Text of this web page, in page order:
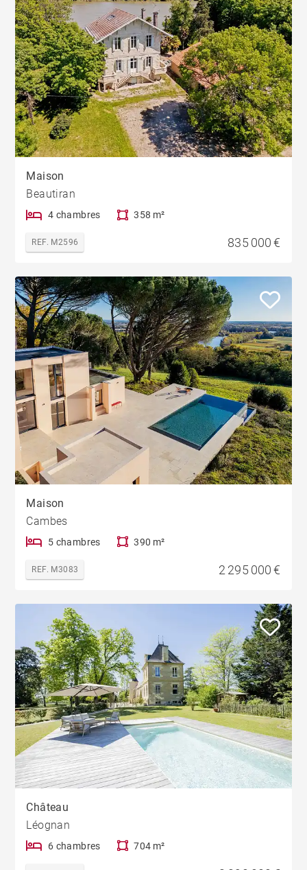
Maison
Beautiran
4 chambres 358 m²
REF. M2596 835 000 €
Maison
Cambes
5 chambres 390 m²
REF. M3083 2 295 000 €
Château
Léognan
6 chambres 704 m²